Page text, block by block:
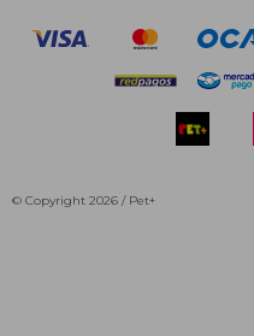
© Copyright 2026 / Pet+